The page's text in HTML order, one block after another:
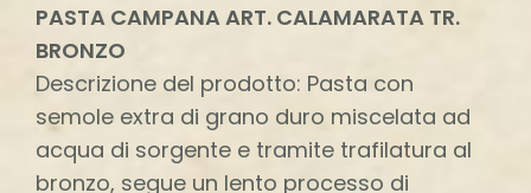
PASTA CAMPANA ART. CALAMARATA TR.
BRONZO
Descrizione del prodotto: Pasta con
semole extra di grano duro miscelata ad
acqua di sorgente e tramite trafilatura al
bronzo, segue un lento processo di